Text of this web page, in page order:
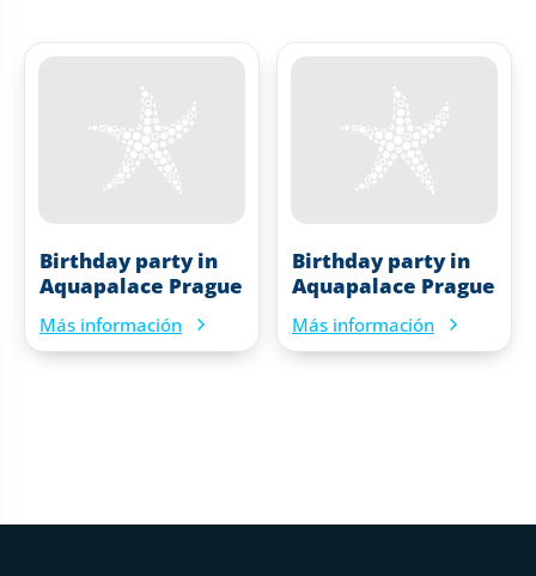
Birthday party in
Aquapalace Prague
Más información
Birthday party in
Aquapalace Prague
Más información
Pie de página